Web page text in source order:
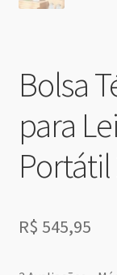
Bolsa
para
R$ 545,95